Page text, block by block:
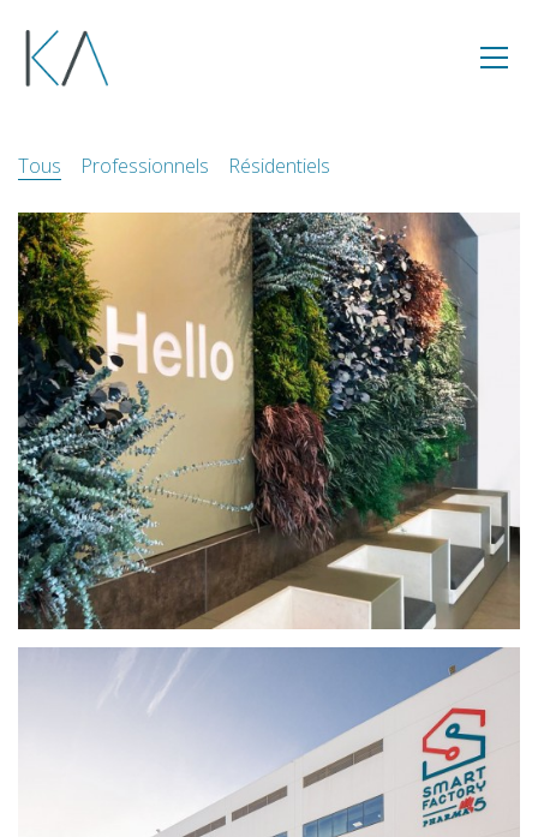
Tous Professionnels Résidentiels